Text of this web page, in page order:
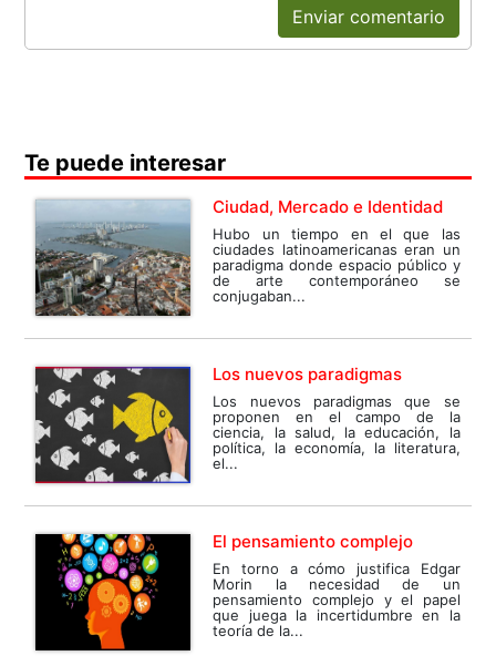
Enviar comentario
Te puede interesar
Ciudad, Mercado e Identidad
Hubo un tiempo en el que las
ciudades latinoamericanas eran un
paradigma donde espacio público y
de arte contemporáneo se
conjugaban...
Los nuevos paradigmas
Los nuevos paradigmas que se
proponen en el campo de la
ciencia, la salud, la educación, la
política, la economía, la literatura,
el...
El pensamiento complejo
En torno a cómo justifica Edgar
Morin la necesidad de un
pensamiento complejo y el papel
que juega la incertidumbre en la
teoría de la...